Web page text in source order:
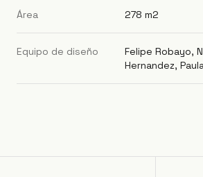
Área 278 m2
Equipo de diseño
Felipe Robayo,
Hernandez,